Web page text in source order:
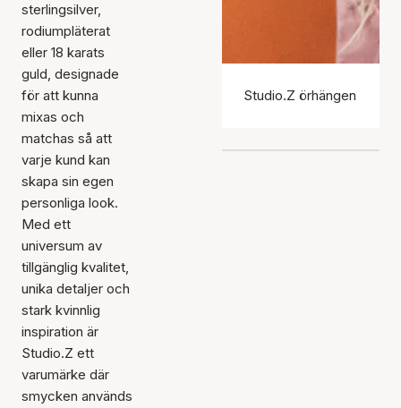
sterlingsilver,
rodiumpläterat
eller 18 karats
guld, designade
för att kunna
mixas och
matchas så att
varje kund kan
skapa sin egen
personliga look.
Med ett
universum av
tillgänglig kvalitet,
unika detaljer och
stark kvinnlig
inspiration är
Studio.Z ett
varumärke där
smycken används
Studio.Z örhängen